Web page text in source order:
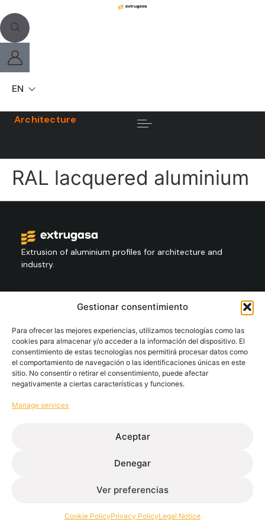
Gestionar consentimiento
Para ofrecer las mejores experiencias, utilizamos tecnologías como las
cookies para almacenar y/o acceder a la información del dispositivo. El
consentimiento de estas tecnologías nos permitirá procesar datos como
el comportamiento de navegación o las identificaciones únicas en este
sitio. No consentir o retirar el consentimiento, puede afectar
negativamente a ciertas características y funciones.
Manage services
Aceptar
Denegar
Ver preferencias
Cookie PolicyPrivacy PolicyLegal Notice
EN
Architecture
RAL lacquered aluminium
Extrusion of aluminium profiles for architecture and
industry.
+34 986 564 009
Follow
Extrugasa Architecture